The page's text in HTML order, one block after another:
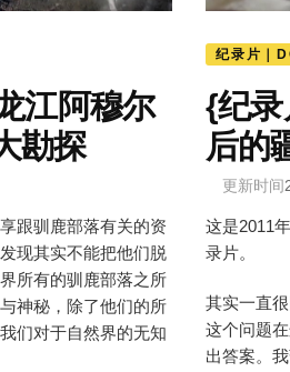
江阿穆尔
勘探
跟驯鹿部落有关的资
现其实不能把他们脱
所有的驯鹿部落之所
神秘，除了他们的所
们对于自然界的无知
纪录片｜
{纪
后的
更新时间
这是2011
录片。
其实一直
这个问题
出答案。